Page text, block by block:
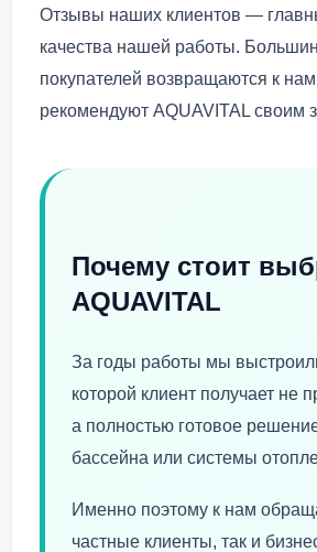
Отзывы наших клиентов —
качества нашей работы.
покупателей возвращаются к
рекомендуют AQUAVITAL своим
Почему стоит
AQUAVITAL
За годы работы мы
которой клиент получает не
а полностью готовое
бассейна или системы
Именно поэтому к нам
частные клиенты, так и